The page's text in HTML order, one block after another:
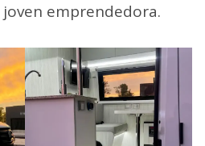
que buscan
forma remota y así
viajando. También
para pilotos
son ideales para las